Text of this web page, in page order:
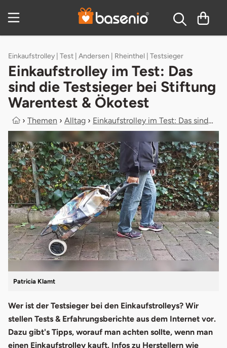
Inhaltsverzeichnis
Einkaufstrolley | Test | Andersen | Rheinthel | Testsieger
Einkaufstrolley im Test: Das
sind die Testsieger bei Stiftung
Warentest & Ökotest
› Themen › Alltag › Einkaufstrolley im Test: Das sind d...
Patricia Klamt
Wer ist der Testsieger bei den Einkaufstrolleys? Wir
stellen Tests & Erfahrungsberichte aus dem Internet vor.
Dazu gibt's Tipps, worauf man achten sollte, wenn man
einen Einkaufstrolley kauft. Infos zu Herstellern wie